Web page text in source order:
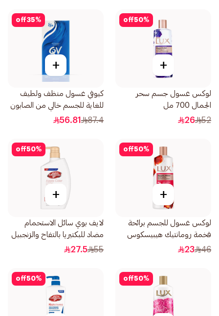
50%
off
+
لوكس غسول جسم سحر
الجمال 700 مل
52
26
35%
off
+
كيوفي غسول منظف ولطيف
للغاية للجسم خالي من الصابون
250جرام
87.4
56.81
50%
off
+
لوكس غسول للجسم برائحة
فخمة رومانتيك هيبيسكوس
500مل
46
23
50%
off
+
لايف بوي سائل الاستحمام
مضاد للبكتيريا بالتفاح والزنجبيل
500مل
55
27.5
50%
off
50%
off